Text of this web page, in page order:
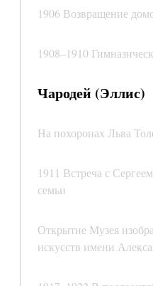
1906 Возвращение
1908–1910
Чародей (Эллис)
На похоронах Льва
1911 Встреча с
семьи
Открытие Музея
искусств имени